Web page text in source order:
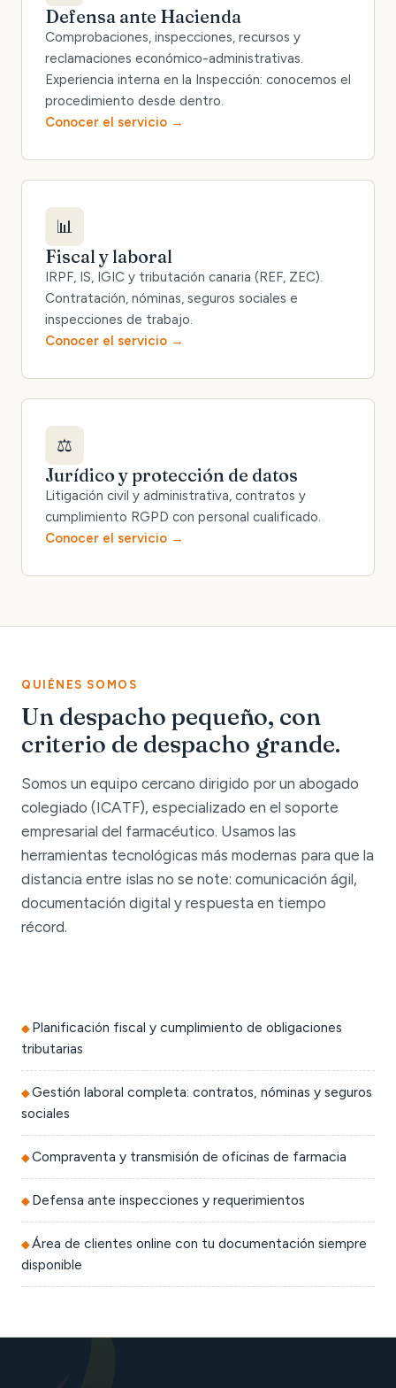
Defensa ante Hacienda
Comprobaciones, inspecciones, recursos y
reclamaciones económico-administrativas.
Experiencia interna en la Inspección: conocemos el
procedimiento desde dentro.
Conocer el servicio
📊
Fiscal y laboral
IRPF, IS, IGIC y tributación canaria (REF, ZEC).
Contratación, nóminas, seguros sociales e
inspecciones de trabajo.
Conocer el servicio
⚖️
Jurídico y protección de datos
Litigación civil y administrativa, contratos y
cumplimiento RGPD con personal cualificado.
Conocer el servicio
QUIÉNES SOMOS
Un despacho pequeño, con
criterio de despacho grande.
Somos un equipo cercano dirigido por un abogado
colegiado (ICATF), especializado en el soporte
empresarial del farmacéutico. Usamos las
herramientas tecnológicas más modernas para que la
distancia entre islas no se note: comunicación ágil,
documentación digital y respuesta en tiempo
récord.
Planificación fiscal y cumplimiento de obligaciones
tributarias
Gestión laboral completa: contratos, nóminas y seguros
sociales
Compraventa y transmisión de oficinas de farmacia
Defensa ante inspecciones y requerimientos
Área de clientes online con tu documentación siempre
disponible